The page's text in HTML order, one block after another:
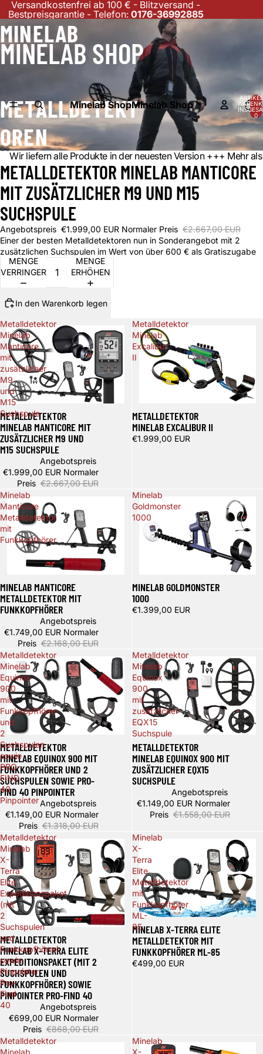
Versandkostenfrei ab 100 € - Blitzversand -
Bestpreisgarantie - Telefon: 0176-36992885
MINELAB SHOP
Minelab ShopMinelab Shop
0
MINELAB
METALLDETEKT
OREN
Wir liefern alle Produkte in der neuesten Version +++ Mehr
METALLDETEKTOR MINELAB MANTICORE
MIT ZUSÄTZLICHER M9 UND M15
SUCHSPULE
Angebotspreis €1.999,00 EUR Normaler Preis €2.667,00 EUR
Einer der besten Metalldetektoren nun in Sonderangebot mit 2
zusätzlichen Suchspulen im Wert von über 600 € als Gratiszugabe
MENGE
VERRINGERN
MENGE
ERHÖHEN
In den Warenkorb legen
Metalldetektor
Minelab
Manticore
mit
zusätzlicher
M9
und
M15
Suchspule
Spare 668,00 €
METALLDETEKTOR
MINELAB MANTICORE MIT
ZUSÄTZLICHER M9 UND
M15 SUCHSPULE
Angebotspreis
€1.999,00 EUR Normaler
Preis €2.667,00 EUR
Metalldetektor
Minelab
Excalibur
II
METALLDETEKTOR
MINELAB EXCALIBUR II
€1.999,00 EUR
Minelab
Manticore
Metalldetektor
mit
Funkkopfhörer
MINELAB MANTICORE
METALLDETEKTOR MIT
FUNKKOPFHÖRER
Angebotspreis
€1.749,00 EUR Normaler
Preis €2.168,00 EUR
Minelab
Goldmonster
1000
MINELAB GOLDMONSTER
1000
€1.399,00 EUR
Metalldetektor
Minelab
Equinox
900
mit
Funkkopfhörer
und
2
Suchspulen
sowie
PRO-
FIND
40
Pinpointer
Spare 169,00 €
METALLDETEKTOR
MINELAB EQUINOX 900 MIT
FUNKKOPFHÖRER UND 2
SUCHSPULEN SOWIE PRO-
FIND 40 PINPOINTER
Angebotspreis
€1.149,00 EUR Normaler
Preis €1.318,00 EUR
Metalldetektor
Minelab
Equinox
900
mit
zusätzlicher
EQX15
Suchspule
Spare 409,00 €
METALLDETEKTOR
MINELAB EQUINOX 900 MIT
ZUSÄTZLICHER EQX15
SUCHSPULE
Angebotspreis
€1.149,00 EUR Normaler
Preis €1.558,00 EUR
Metalldetektor
Minelab
X-
Terra
Elite
Expeditionspaket
(mit
2
Suchspulen
und
Funkkopfhörer)
sowie
Pinpointer
Pro-
Find
40
Spare 169,00 €
METALLDETEKTOR
MINELAB X-TERRA ELITE
EXPEDITIONSPAKET (MIT 2
SUCHSPULEN UND
FUNKKOPFHÖRER) SOWIE
PINPOINTER PRO-FIND 40
Angebotspreis
€699,00 EUR Normaler
Preis €868,00 EUR
Minelab
X-
Terra
Elite
Metalldetektor
mit
Funkkopfhörer
ML-
85Ausverkauft
MINELAB X-TERRA ELITE
METALLDETEKTOR MIT
FUNKKOPFHÖRER ML-85
€499,00 EUR
Metalldetektor
Minelab
Minelab
X-